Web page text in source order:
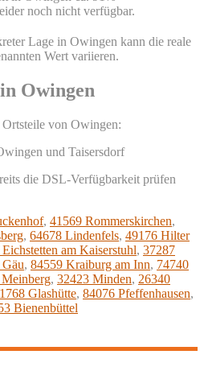
noch nicht verfügbar.
Lage in Owingen kann die reale
Wert variieren.
Owingen
von Owingen:
und Taisersdorf
die DSL-Verfügbarkeit prüfen
, 41569 Rommerskirchen,
, 64678 Lindenfels, 49176 Hilter
am Kaiserstuhl, 37287
, 84559 Kraiburg am Inn, 74740
, 32423 Minden, 26340
Glashütte, 84076 Pfeffenhausen,
Bienenbüttel